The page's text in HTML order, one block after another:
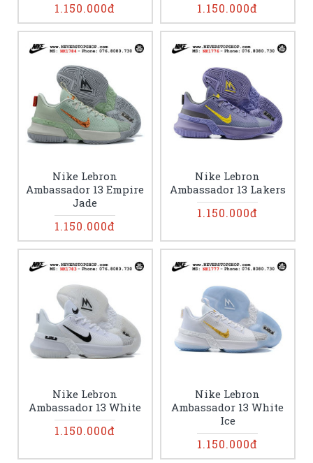
1.150.000đ 1.150.000đ
Nike Lebron
Ambassador 13 Empire
Jade
1.150.000đ
Nike Lebron
Ambassador 13 Lakers
1.150.000đ
Nike Lebron
Ambassador 13 White
1.150.000đ
Nike Lebron
Ambassador 13 White
Ice
1.150.000đ